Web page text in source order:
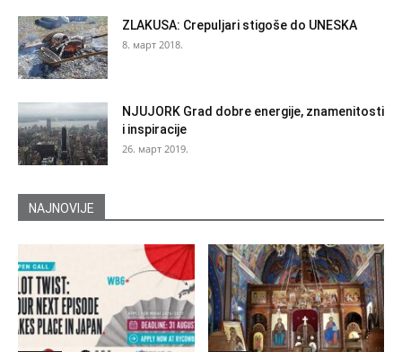
ZLAKUSA: Crepuljari stigoše do UNESKA
8. март 2018.
NJUJORK Grad dobre energije, znamenitosti
i inspiracije
26. март 2019.
NAJNOVIJE